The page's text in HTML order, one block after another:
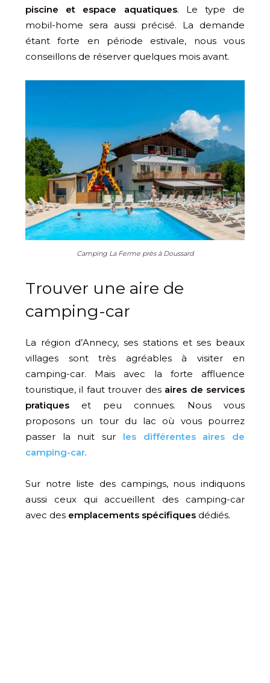
piscine et espace aquatiques. Le type de
mobil-home sera aussi précisé. La demande
étant forte en période estivale, nous vous
conseillons de réserver quelques mois avant.
Camping La Ferme près à Doussard
Trouver une aire de
camping-car
La région d’Annecy, ses stations et ses beaux
villages sont très agréables à visiter en
camping-car. Mais avec la forte affluence
touristique, il faut trouver desaires de services
pratiques et peu connues. Nous vous
proposons un tour du lac où vous pourrez
passer la nuit sur les différentes aires de
camping-car.
Sur notre liste des campings, nous indiquons
aussi ceux qui accueillent des camping-car
avec des emplacements spécifiques dédiés.